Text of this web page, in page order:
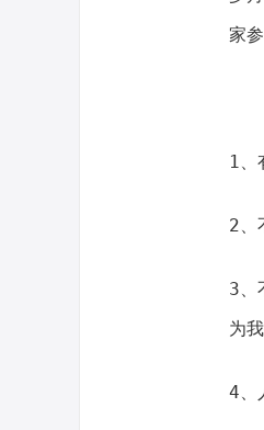
家
1、
2、
3、
为
4、